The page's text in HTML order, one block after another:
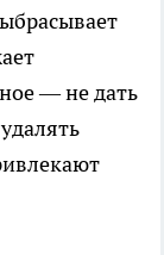
— не дать